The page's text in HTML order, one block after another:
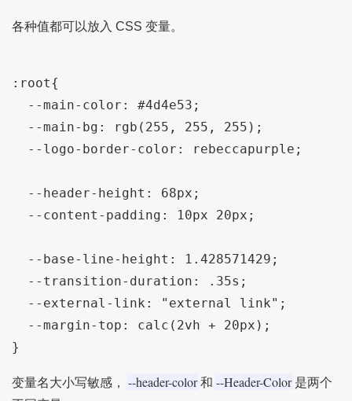
各种值都可以放入 CSS 变量。
:root{
变量名大小写敏感， --header-color 和 --Header-Color 是两个